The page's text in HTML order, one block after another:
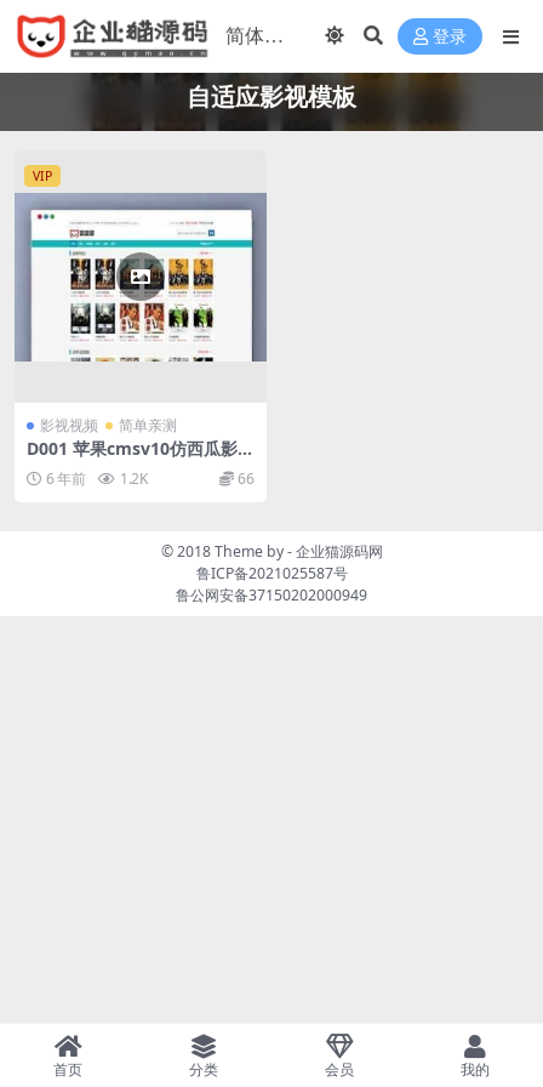
登录
自适应影视模板
VIP
影视视频 简单亲测
D001 苹果cmsv10仿西瓜影院
电脑手机影视自适应模板
6 年前 1.2K 66
© 2018 Theme by -企业猫源码网
鲁ICP备2021025587号
鲁公网安备37150202000949
首页 分类 会员 我的